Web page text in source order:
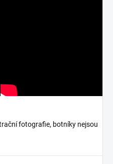
fotografie, botníky nejsou